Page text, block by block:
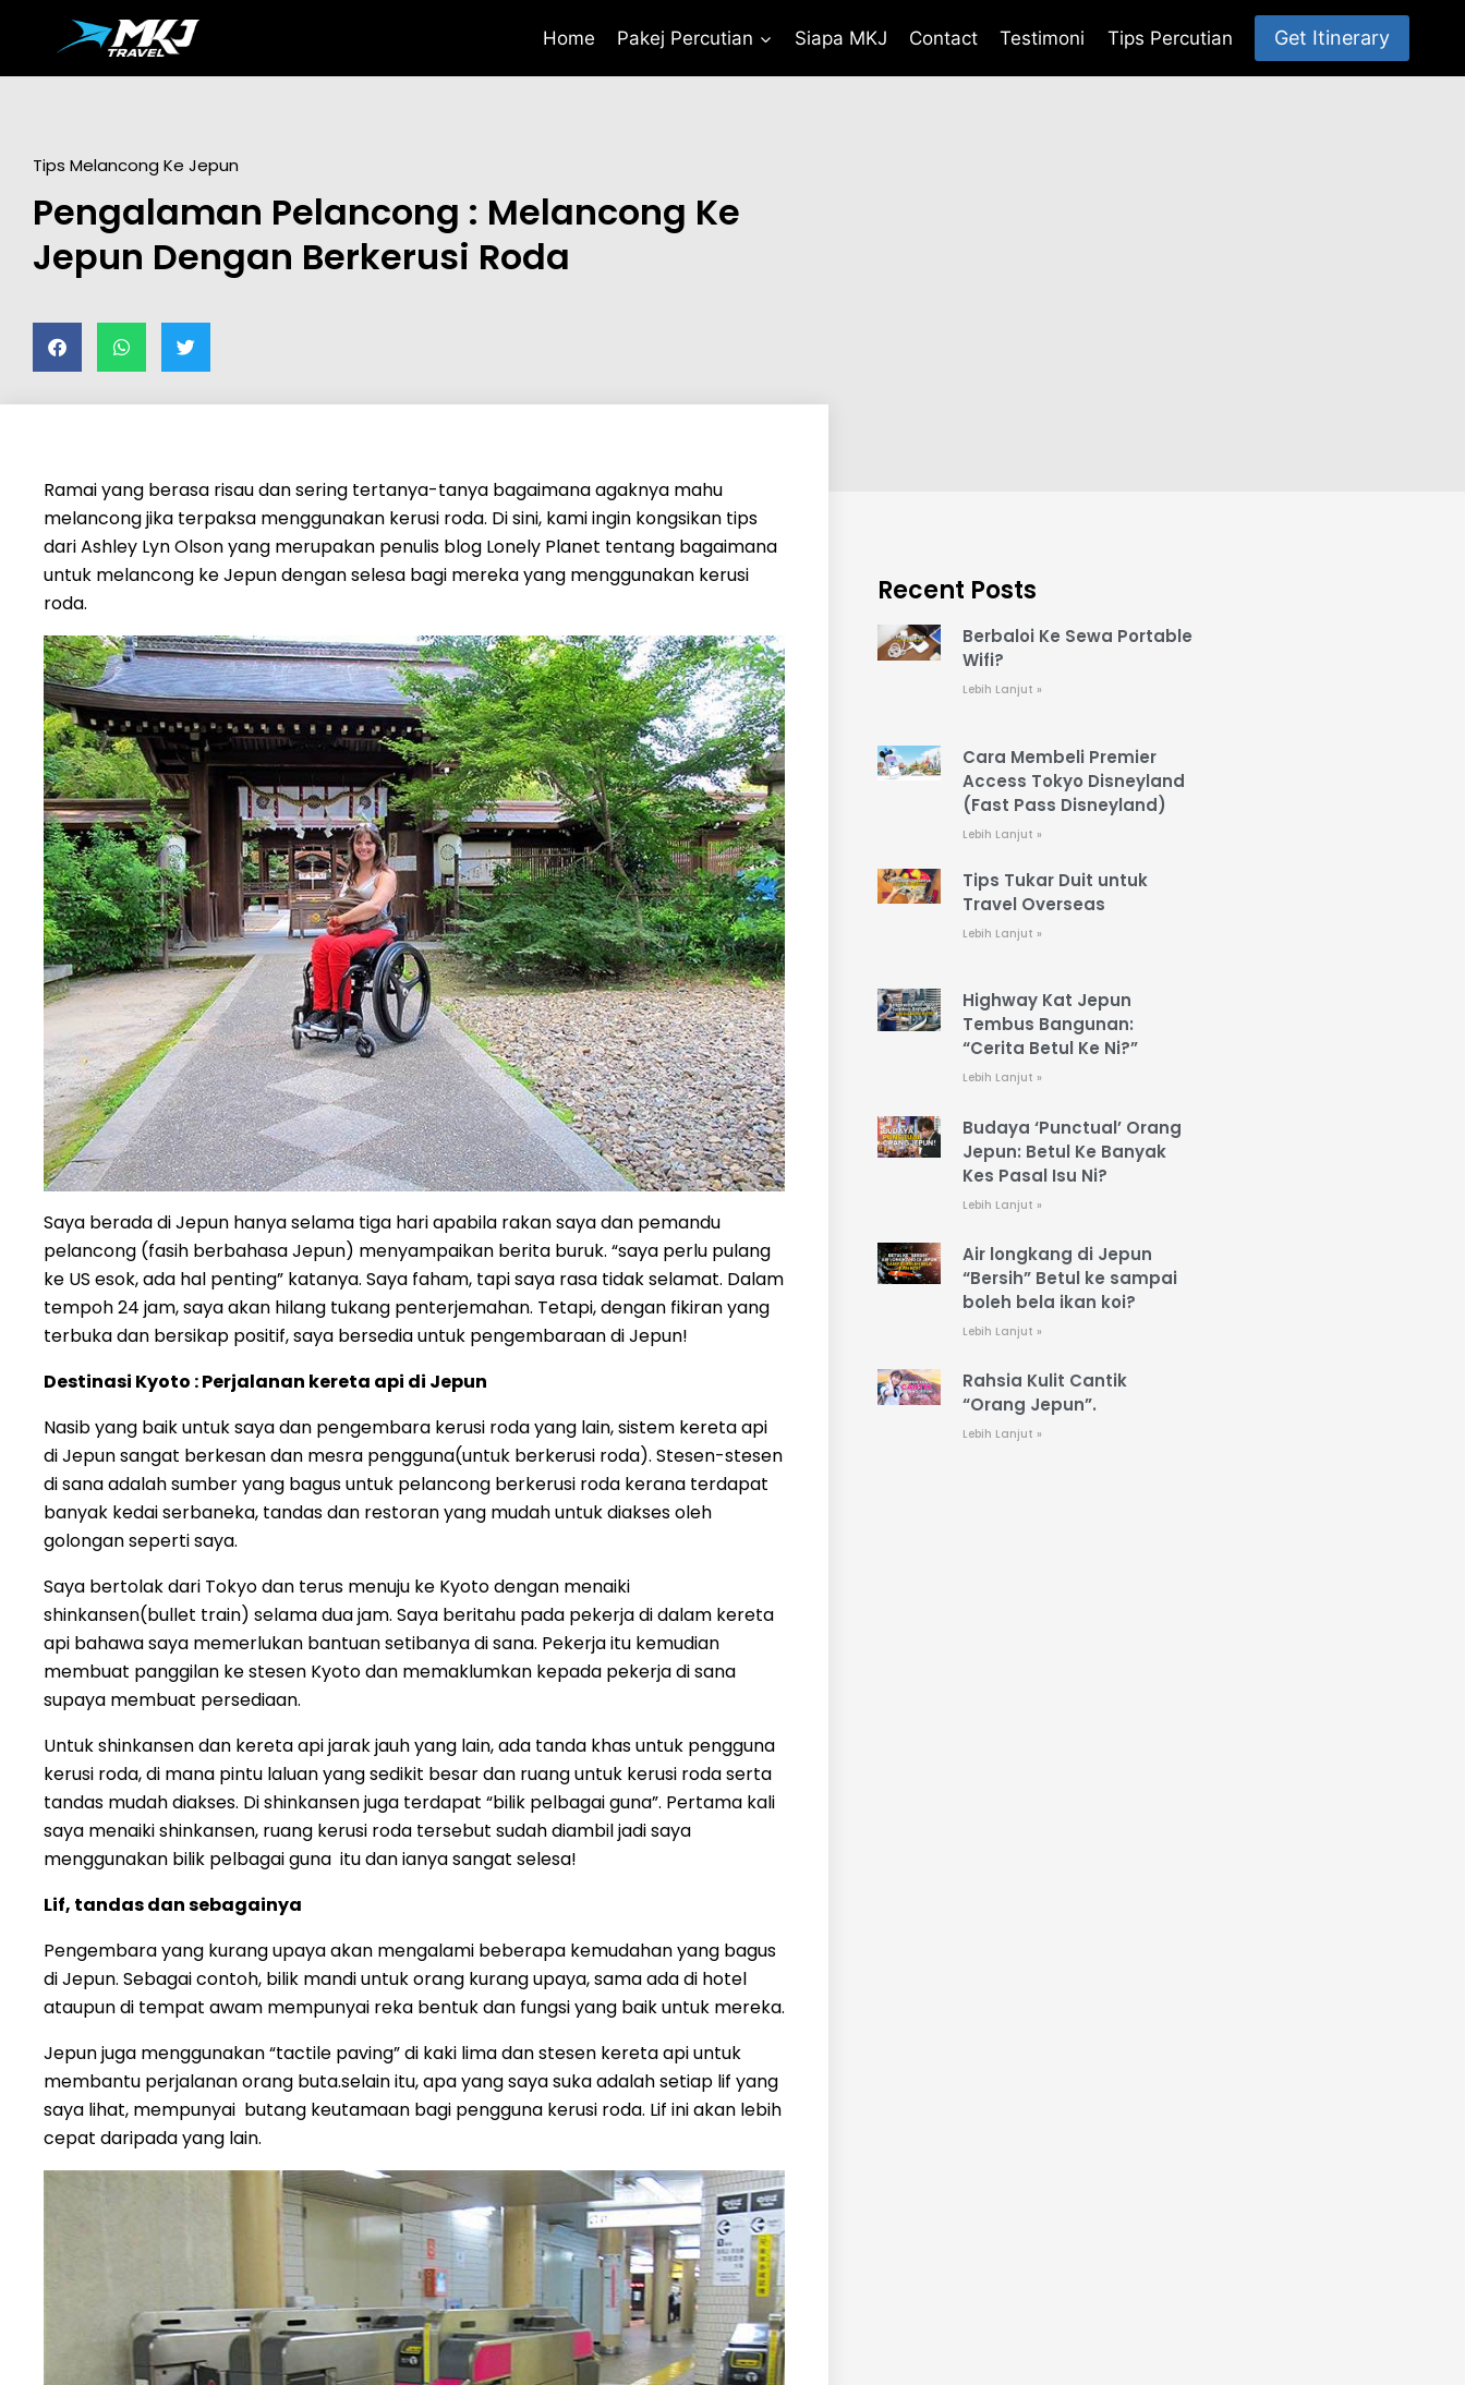
Home Pakej Percutian Siapa MKJ Contact Testimoni Tips Percutian Get Itinerary
Tips Melancong Ke Jepun
Pengalaman Pelancong : Melancong Ke
Jepun Dengan Berkerusi Roda
Ramai yang berasa risau dan sering tertanya-tanya bagaimana agaknya mahu
melancong jika terpaksa menggunakan kerusi roda. Di sini, kami ingin kongsikan tips
dari Ashley Lyn Olson yang merupakan penulis blog Lonely Planet tentang bagaimana
untuk melancong ke Jepun dengan selesa bagi mereka yang menggunakan kerusi
roda.
Saya berada di Jepun hanya selama tiga hari apabila rakan saya dan pemandu
pelancong (fasih berbahasa Jepun) menyampaikan berita buruk. “saya perlu pulang
ke US esok, ada hal penting” katanya. Saya faham, tapi saya rasa tidak selamat. Dalam
tempoh 24 jam, saya akan hilang tukang penterjemahan. Tetapi, dengan fikiran yang
terbuka dan bersikap positif, saya bersedia untuk pengembaraan di Jepun!
Destinasi Kyoto : Perjalanan kereta api di Jepun
Nasib yang baik untuk saya dan pengembara kerusi roda yang lain, sistem kereta api
di Jepun sangat berkesan dan mesra pengguna(untuk berkerusi roda). Stesen-stesen
di sana adalah sumber yang bagus untuk pelancong berkerusi roda kerana terdapat
banyak kedai serbaneka, tandas dan restoran yang mudah untuk diakses oleh
golongan seperti saya.
Saya bertolak dari Tokyo dan terus menuju ke Kyoto dengan menaiki
shinkansen(bullet train) selama dua jam. Saya beritahu pada pekerja di dalam kereta
api bahawa saya memerlukan bantuan setibanya di sana. Pekerja itu kemudian
membuat panggilan ke stesen Kyoto dan memaklumkan kepada pekerja di sana
supaya membuat persediaan.
Untuk shinkansen dan kereta api jarak jauh yang lain, ada tanda khas untuk pengguna
kerusi roda, di mana pintu laluan yang sedikit besar dan ruang untuk kerusi roda serta
tandas mudah diakses. Di shinkansen juga terdapat “bilik pelbagai guna”. Pertama kali
saya menaiki shinkansen, ruang kerusi roda tersebut sudah diambil jadi saya
menggunakan bilik pelbagai guna itu dan ianya sangat selesa!
Lif, tandas dan sebagainya
Pengembara yang kurang upaya akan mengalami beberapa kemudahan yang bagus
di Jepun. Sebagai contoh, bilik mandi untuk orang kurang upaya, sama ada di hotel
ataupun di tempat awam mempunyai reka bentuk dan fungsi yang baik untuk mereka.
Jepun juga menggunakan “tactile paving” di kaki lima dan stesen kereta api untuk
membantu perjalanan orang buta.selain itu, apa yang saya suka adalah setiap lif yang
saya lihat, mempunyai butang keutamaan bagi pengguna kerusi roda. Lif ini akan lebih
cepat daripada yang lain.
Recent Posts
Berbaloi Ke Sewa Portable
Wifi?
Lebih Lanjut »
Cara Membeli Premier
Access Tokyo Disneyland
(Fast Pass Disneyland)
Lebih Lanjut »
Tips Tukar Duit untuk
Travel Overseas
Lebih Lanjut »
Highway Kat Jepun
Tembus Bangunan:
“Cerita Betul Ke Ni?”
Lebih Lanjut »
Budaya ‘Punctual’ Orang
Jepun: Betul Ke Banyak
Kes Pasal Isu Ni?
Lebih Lanjut »
Air longkang di Jepun
“Bersih” Betul ke sampai
boleh bela ikan koi?
Lebih Lanjut »
Rahsia Kulit Cantik
“Orang Jepun”.
Lebih Lanjut »